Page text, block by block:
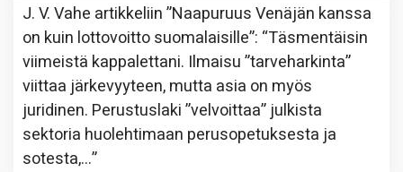
J. V. Vahe artikkeliin”Naapuruus Venäjän kanssa
on kuin lottovoitto suomalaisille”: “Täsmentäisin
viimeistä kappalettani. Ilmaisu ”tarveharkinta”
viittaa järkevyyteen, mutta asia on myös
juridinen. Perustuslaki ”velvoittaa” julkista
sektoria huolehtimaan perusopetuksesta ja
sotesta,…”